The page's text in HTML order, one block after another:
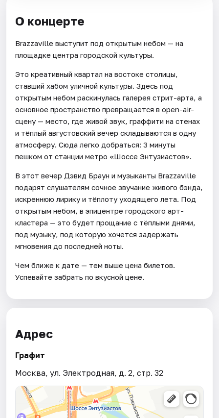
О концерте
Brazzaville выступит под открытым небом — на
площадке центра городской культуры.
Это креативный квартал на востоке столицы,
ставший хабом уличной культуры. Здесь под
открытым небом раскинулась галерея стрит-арта, а
основное пространство превращается в open-air-
сцену — место, где живой звук, граффити на стенах
и тёплый августовский вечер складываются в одну
атмосферу. Сюда легко добраться: 3 минуты
пешком от станции метро «Шоссе Энтузиастов».
В этот вечер Дэвид Браун и музыканты Brazzaville
подарят слушателям сочное звучание живого бэнда,
искреннюю лирику и тёплоту уходящего лета. Под
открытым небом, в эпицентре городского арт-
кластера — это будет прощание с тёплыми днями,
под музыку, под которую хочется задержать
мгновения до последней ноты.
Чем ближе к дате — тем выше цена билетов.
Успевайте забрать по вкусной цене.
Адрес
Графит
Москва, ул. Электродная, д. 2, стр. 32